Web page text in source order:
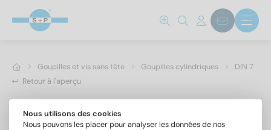
Goupilles et vis sans tête Goupilles cylindriques DIN 7
Retour à l'aperçu
Nous utilisons des cookies
Nous pouvons les placer pour analyser les données de nos